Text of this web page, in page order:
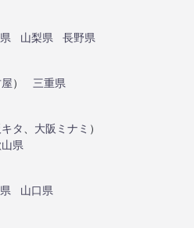
山梨県
長野県
）
三重県
タ 大阪ミナミ ）
県
山口県